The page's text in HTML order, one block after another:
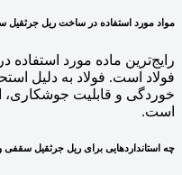
مواد مورد استفاده در ساخت ریل
رایج‌ترین ماده مورد
فولاد است. فولاد به دلیل
خوردگی و قابلیت جوشکاری،
است.
چه استانداردهایی برای ریل جرثقیل سقفی